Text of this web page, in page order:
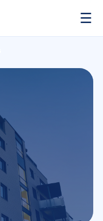
☰